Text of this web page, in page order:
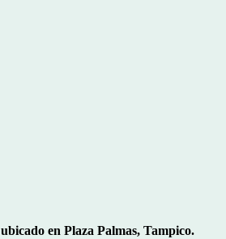
ubicado en Plaza Palmas, Tampico.